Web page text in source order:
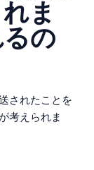
ま
の
されたことを
考えられま